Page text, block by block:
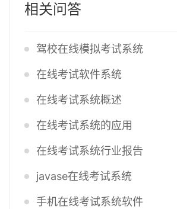
相关问答
驾校在线模拟考试系统
在线考试软件系统
在线考试系统概述
在线考试系统的应用
在线考试系统行业报告
javase在线考试系统
手机在线考试系统软件